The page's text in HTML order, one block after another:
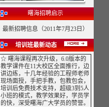
曙海招聘启示
最新招聘信息（2011年7月23日）
培训班最新动态
☆ 曙海课程再次升级，6.0版本的
教学课件在11大校区全面推行，边
讲边练，十几年经验的工程师老师
现场面授，手把手教，包教包会，
培训后免费技术支持，超级3到5人
小班的模式，教学效果好，学员学
的快，深受曙海广大学员的赞誉。